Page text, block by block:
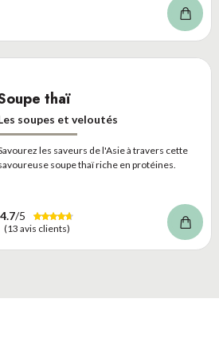
thaï
soupes et veloutés
les saveurs de l'Asie à travers cette
soupe thaï riche en protéines.
4.7/5
(13 avis clients)